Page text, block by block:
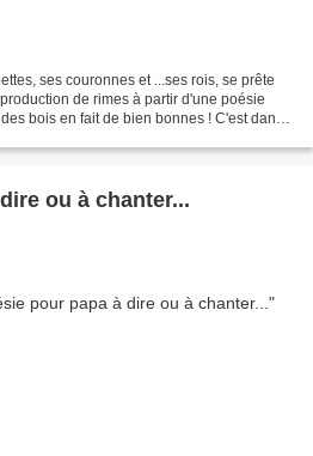
ses couronnes et ...ses rois, se prête
de rimes à partir d'une poésie
bois en fait de bien bonnes ! C'est dans
ou à chanter...